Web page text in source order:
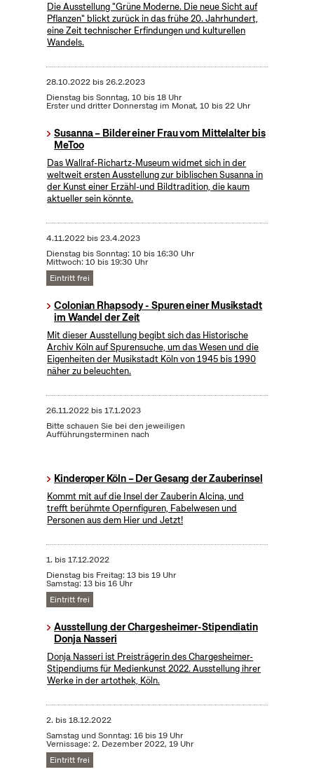
Die Ausstellung "Grüne Moderne. Die neue Sicht auf
Pflanzen" blickt zurück in das frühe 20. Jahrhundert,
eine Zeit technischer Erfindungen und kulturellen
Wandels.
28.10.2022bis26.2.2023
Dienstag bis Sonntag, 10 bis 18 Uhr
Erster und dritter Donnerstag im Monat, 10 bis 22 Uhr
Susanna – Bilder einer Frau vom Mittelalter bis
MeToo
Das Wallraf-Richartz-Museum widmet sich in der
weltweit ersten Ausstellung zur biblischen Susanna in
der Kunst einer Erzähl-und Bildtradition, die kaum
aktueller sein könnte.
4.11.2022bis23.4.2023
Dienstag bis Sonntag: 10 bis 16:30 Uhr
Mittwoch: 10 bis 19:30 Uhr
Eintritt frei
Colonian Rhapsody - Spuren einer Musikstadt
im Wandel der Zeit
Mit dieser Ausstellung begibt sich das Historische
Archiv Köln auf Spurensuche, um das Wesen und die
Eigenheiten der Musikstadt Köln von 1945 bis 1990
näher zu beleuchten.
26.11.2022bis17.1.2023
Bitte schauen Sie bei den jeweiligen
Aufführungsterminen nach
Kinderoper Köln – Der Gesang der Zauberinsel
Kommt mit auf die Insel der Zauberin Alcina, und
trefft berühmte Opernfiguren, Fabelwesen und
Personen aus dem Hier und Jetzt!
1. bis17.12.2022
Dienstag bis Freitag: 13 bis 19 Uhr
Samstag: 13 bis 16 Uhr
Eintritt frei
Ausstellung der Chargesheimer-Stipendiatin
Donja Nasseri
Donja Nasseri ist Preisträgerin des Chargesheimer-
Stipendiums für Medienkunst 2022. Ausstellung ihrer
Werke in der artothek, Köln.
2. bis18.12.2022
Samstag und Sonntag: 16 bis 19 Uhr
Vernissage: 2. Dezember 2022, 19 Uhr
Eintritt frei